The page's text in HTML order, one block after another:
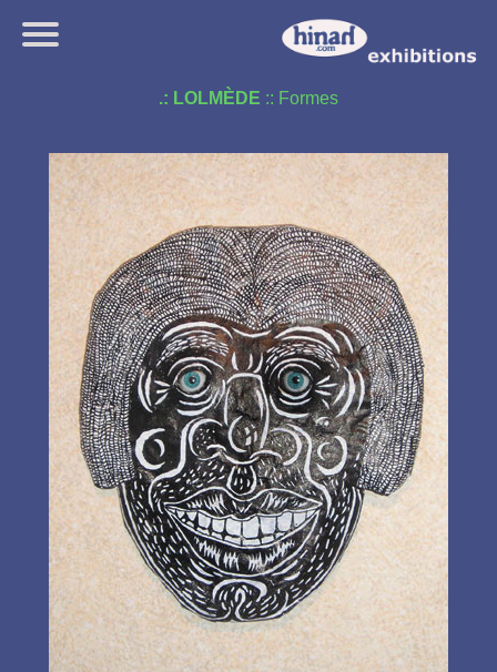
.: LOLMÈDE :: Formes